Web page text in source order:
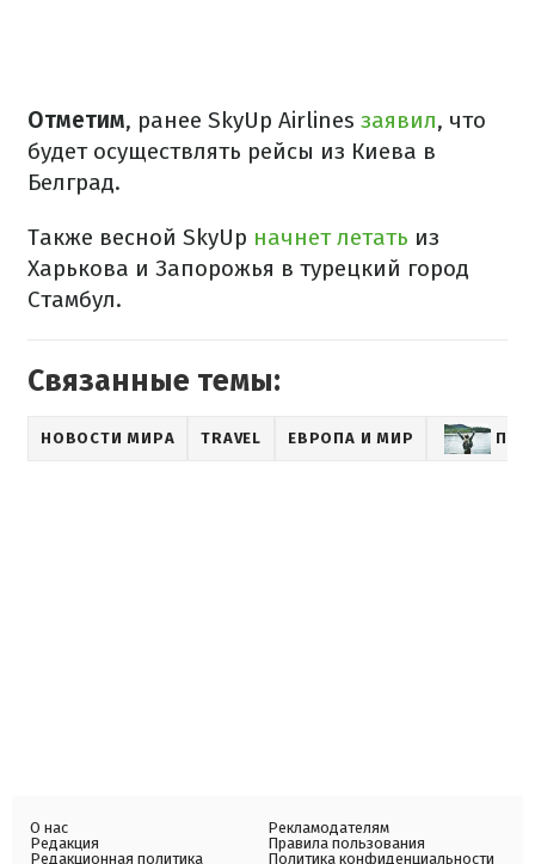
Отметим, ранее SkyUp Airlines заявил, что
будет осуществлять рейсы из Киева в
Белград.
Также весной SkyUp начнет летать из
Харькова и Запорожья в турецкий город
Стамбул.
Связанные темы:
НОВОСТИ МИРА TRAVEL ЕВРОПА И МИР
О нас
Редакция
Редакционная политика
Рекламодателям
Правила пользования
Политика конфиденциальности